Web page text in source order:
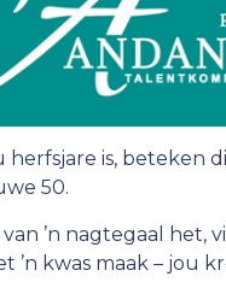
herfsjare is, beteken
50.
’n nagtegaal het,
’n kwas maak – jou